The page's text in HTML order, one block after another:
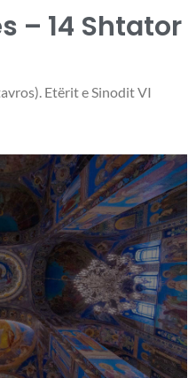
– 14 Shtator
Etërit e Sinodit VI